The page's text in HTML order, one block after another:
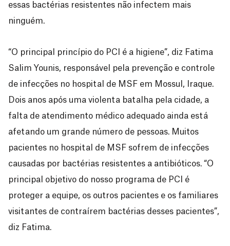
essas bactérias resistentes não infectem mais
ninguém.
“O principal princípio do PCI é a higiene”, diz Fatima
Salim Younis, responsável pela prevenção e controle
de infecções no hospital de MSF em Mossul, Iraque.
Dois anos após uma violenta batalha pela cidade, a
falta de atendimento médico adequado ainda está
afetando um grande número de pessoas. Muitos
pacientes no hospital de MSF sofrem de infecções
causadas por bactérias resistentes a antibióticos. “O
principal objetivo do nosso programa de PCI é
proteger a equipe, os outros pacientes e os familiares
visitantes de contraírem bactérias desses pacientes”,
diz Fatima.